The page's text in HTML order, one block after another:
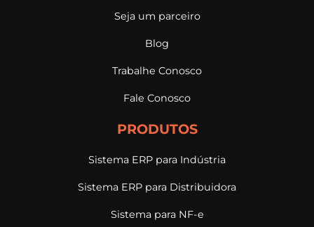
Seja um parceiro
Blog
Trabalhe Conosco
Fale Conosco
PRODUTOS
Sistema ERP para Indústria
Sistema ERP para Distribuidora
Sistema para NF-e